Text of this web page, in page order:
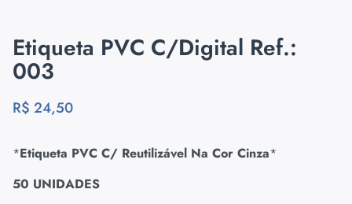
Etiqueta PVC C/Digital Ref.:
003
R$ 24,50
*Etiqueta PVC C/ Reutilizável Na Cor Cinza*
50 UNIDADES